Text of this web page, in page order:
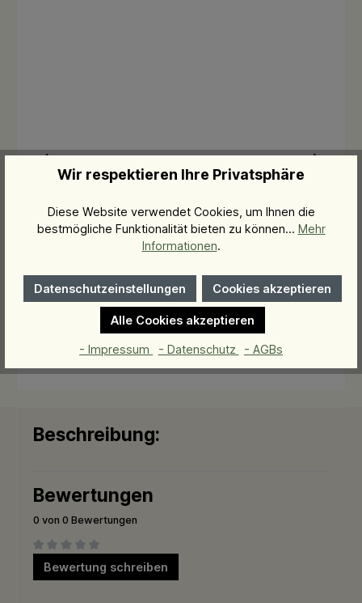
durchfeuchtender Toner
39,00 €*
In den Warenkorb
390,00 €* / 1 Liter
Beschreibung:
Bewertungen
0 von 0 Bewertungen
Durchschnittliche Bewertung von 0 von 5 Sternen
Bewertung schreiben
Wir respektieren Ihre Privatsphäre
Diese Website verwendet Cookies, um Ihnen die
bestmögliche Funktionalität bieten zu können... Mehr
Informationen.
Datenschutzeinstellungen Cookies akzeptieren
Alle Cookies akzeptieren
- Impressum - Datenschutz - AGBs